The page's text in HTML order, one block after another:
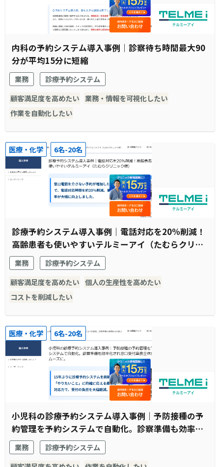
内科の予約システム導入事例｜診察待ち時間最大90
分が平均15分に短縮
業務
診療予約システム
顧客満足度を高めたい 業務・情報を可視化したい
作業を自動化したい
医療・化学 6名-20名
診療予約システム導入事例｜電話対応を20%削減！
高齢患者も使いやすいテルミーアイ（たむらクリニ
ック様）
業務
診療予約システム
顧客満足度を高めたい 個人の生産性を高めたい
コストを削減したい
医療・化学 6名-20名
小児科の診療予約システム導入事例｜予防接種の予
約管理を予約システムで自動化。診察準備も効率化
され窓口受付業務全体がスムーズに。
業務
診療予約システム